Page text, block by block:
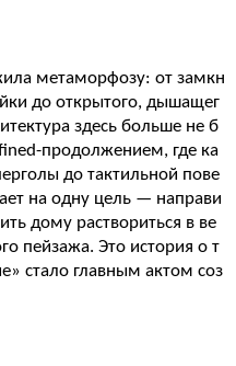
метаморфозу: от замкн
до открытого, дышащег
здесь больше не б
продолжением, где ка
до тактильной пове
на одну цель — направи
дому раствориться в ве
пейзажа. Это история о т
стало главным актом соз